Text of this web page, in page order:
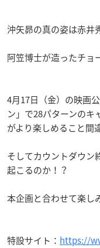
沖矢昴の真の姿は赤井
阿笠博士が造ったチョ
4月17日（金）の映画
ン」で28パターンのキ
がより楽しめること間
そしてカウントダウン
起こるのか！？
本企画と合わせて楽し
特設サイト： https://